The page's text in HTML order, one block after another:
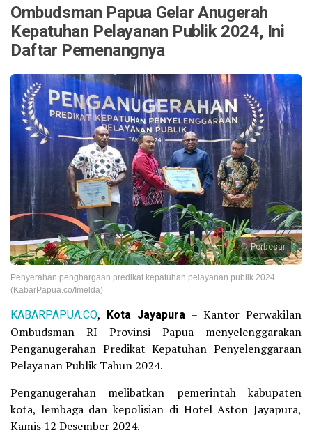
Ombudsman Papua Gelar Anugerah
Kepatuhan Pelayanan Publik 2024, Ini
Daftar Pemenangnya
Perbesar
Penyerahan penghargaan predikat kepatuhan pelayanan publik 2024.
(KabarPapua.co/Imelda)
KABARPAPUA.CO, Kota Jayapura – Kantor Perwakilan
Ombudsman RI Provinsi Papua menyelenggarakan
Penganugerahan Predikat Kepatuhan Penyelenggaraan
Pelayanan Publik Tahun 2024.
Penganugerahan melibatkan pemerintah kabupaten
kota, lembaga dan kepolisian di Hotel Aston Jayapura,
Kamis 12 Desember 2024.